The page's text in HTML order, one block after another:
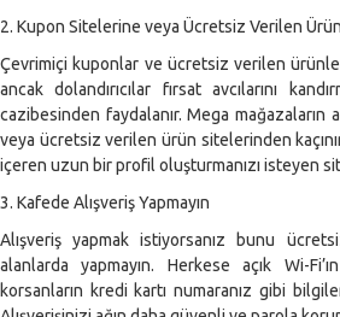
2. Kupon Sitelerine veya Ücretsiz Verilen
Çevrimiçi kuponlar ve ücretsiz verilen
ancak dolandırıcılar fırsat avcılarını
cazibesinden faydalanır. Mega mağazaların
veya ücretsiz verilen ürün sitelerinden
içeren uzun bir profil oluşturmanızı isteyen
3. Kafede Alışveriş Yapmayın
Alışveriş yapmak istiyorsanız bunu
alanlarda yapmayın. Herkese açık Wi-
korsanların kredi kartı numaranız gibi